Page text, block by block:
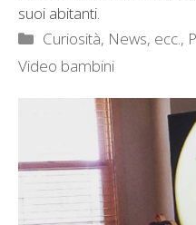
suoi abitanti.
Categorie
Curiosità, News, ecc.,
Video bambini